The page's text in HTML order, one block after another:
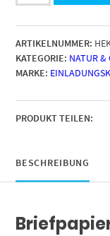
DIN
A4,
Aquarell
Blätter
Motivpapier
beidseitig
ARTIKELNUMMER:
KATEGORIE: NATUR &
MARKE:
PRODUKT TEILEN:
BESCHREIBUNG